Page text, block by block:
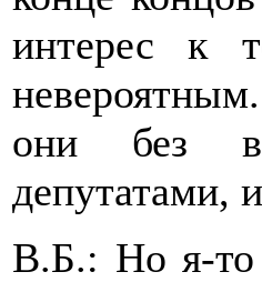
интерес к
они без
депутатами,
В.Б.: Но я-то